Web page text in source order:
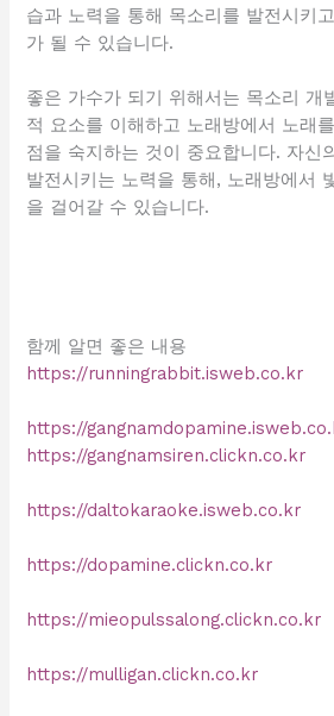
습과 노력을 통해 목소리를 발전시키
가 될 수 있습니다.
좋은 가수가 되기 위해서는 목소리 개
적 요소를 이해하고 노래방에서 노래
점을 숙지하는 것이 중요합니다. 자신
발전시키는 노력을 통해, 노래방에서
을 걸어갈 수 있습니다.
함께 알면 좋은 내용
https://runningrabbit.isweb.co.kr
https://
https://gangnamsiren.clickn.co.kr
https://daltokaraoke.isweb.co.kr
https://dopamine.clickn.co.kr
https://mieopulssalong.clickn.co.kr
https://mulligan.clickn.co.kr